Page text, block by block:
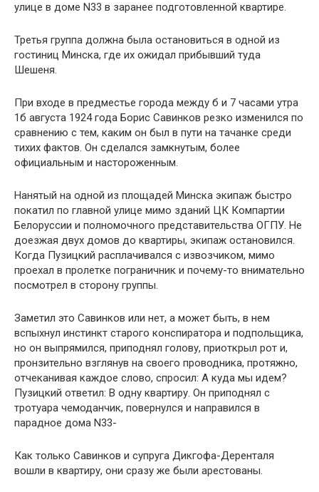
улице в доме N33 в заранее подготовленной квартире.
Третья группа должна была остановиться в одной из
гостиниц Минска, где их ожидал прибывший туда
Шешеня.
При входе в предместье города между б и 7 часами утра
1б августа 1924 года Борис Савинков резко изменился по
сравнению с тем, каким он был в пути на тачанке среди
тихих фактов. Он сделался замкнутым, более
официальным и настороженным.
Нанятый на одной из площадей Минска экипаж быстро
покатил по главной улице мимо зданий ЦК Компартии
Белоруссии и полномочного представительства ОГПУ. Не
доезжая двух домов до квартиры, экипаж остановился.
Когда Пузицкий расплачивался с извозчиком, мимо
проехал в пролетке пограничник и почему-то внимательно
посмотрел в сторону группы.
Заметил это Савинков или нет, а может быть, в нем
вспыхнул инстинкт старого конспиратора и подпольщика,
но он выпрямился, приподнял голову, приоткрыл рот и,
пронзительно взглянув на своего проводника, протяжно,
отчеканивая каждое слово, спросил: А куда мы идем?
Пузицкий ответил: В одну квартиру. Он приподнял с
тротуара чемоданчик, повернулся и направился в
парадное дома N33-
Как только Савинков и супруга Дикгофа-Деренталя
вошли в квартиру, они сразу же были арестованы.